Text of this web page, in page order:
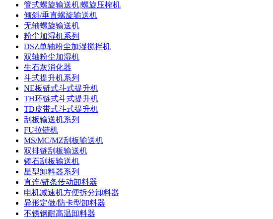
管式螺旋输送机|螺旋压榨机
倾斜/垂直螺旋输送机
无轴螺旋输送机
粉尘加湿机系列
DSZ单轴粉尘加湿搅拌机
双轴粉尘加湿机
生石灰消化器
斗式提升机系列
NE板链式斗式提升机
TH环链式斗式提升机
TD皮带式斗式提升机
刮板输送机系列
FU拉链机
MS/MC/MZ刮板输送机
双排链刮板输送机
铸石刮板输送机
星型卸料器系列
直连/链条传动卸料器
电机减速机方便拆分卸料器
异形定做/防卡型卸料器
不锈钢耐高温卸料器